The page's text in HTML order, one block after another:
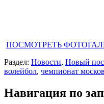
ПОСМОТРЕТЬ
Раздел: Новости, Новый
волейбол, чемпионат
Навигация по